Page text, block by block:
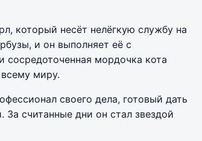
который несёт нелёгкую службу на
и он выполняет её с
мордочка кота
миру.
своего дела, готовый дать
считанные дни он стал звездой